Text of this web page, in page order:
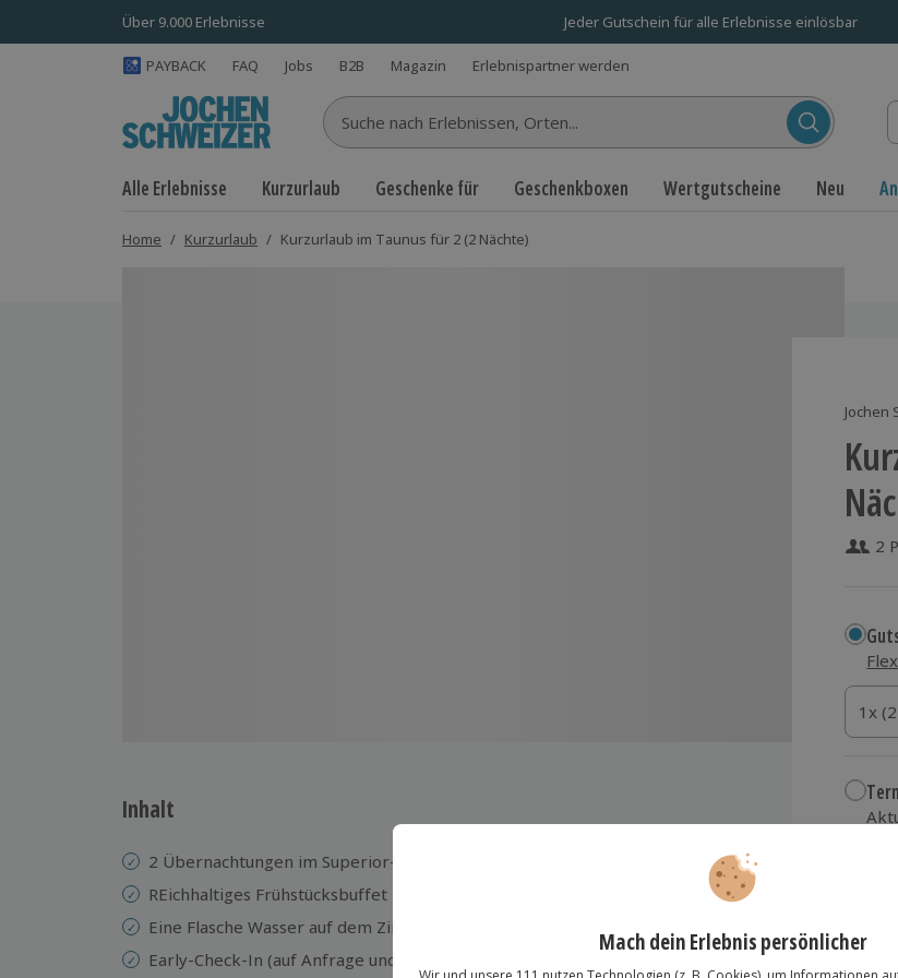
Über 9.000 Erlebnisse Jeder Gutschein für alle Erlebnisse einlösbar
PAYBACK FAQ Jobs B2B Magazin Erlebnispartner werden
Suche nach Erlebnissen...
Alle Erlebnisse Kurzurlaub Geschenke für Geschenkboxen Wertgutscheine Neu
Home / Kurzurlaub / Kurzurlaub im Taunus für 2 (2 Nächte)
Jochen
2
1x (2
1x
1x
zzgl.
Inhalt
2 Übernachtungen im Superior-Doppelzimmer im Hotel Concorde Bad Soden
REichhaltiges Frühstücksbuffet
Eine Flasche Wasser auf dem Zimmer bei Anreise
Early-Check-In (auf Anfrage und nach Verfügbarkeit ab 13 Uhr)